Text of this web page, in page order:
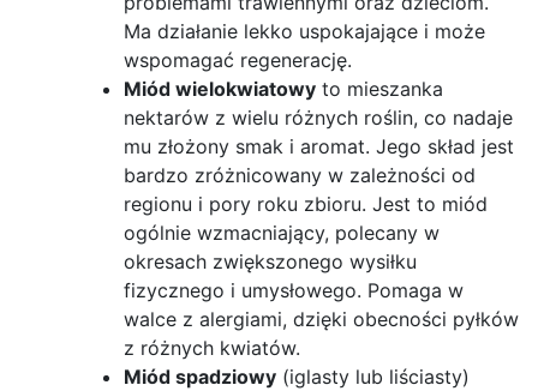
Ma działanie lekko uspokajające i może
wspomagać regenerację.
Miód wielokwiatowy to mieszanka
nektarów z wielu różnych roślin, co nadaje
mu złożony smak i aromat. Jego skład jest
bardzo zróżnicowany w zależności od
regionu i pory roku zbioru. Jest to miód
ogólnie wzmacniający, polecany w
okresach zwiększonego wysiłku
fizycznego i umysłowego. Pomaga w
walce z alergiami, dzięki obecności pyłków
z różnych kwiatów.
Miód spadziowy (iglasty lub liściasty)